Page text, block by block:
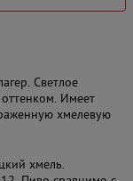
Светлое
Имеет
хмелевую
хмель.